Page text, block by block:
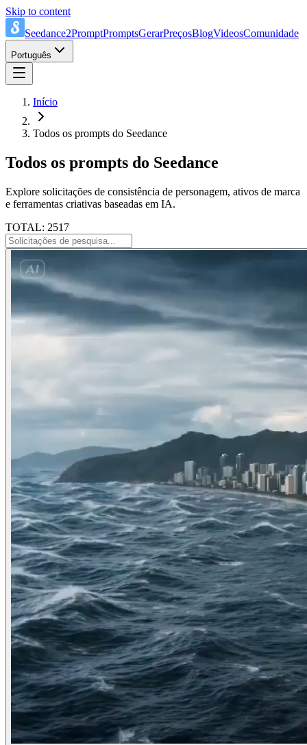
Skip to content
Seedance2PromptPromptsGerarPreçosBlogVideosComunidade
Português
Início
Todos os prompts do Seedance
Todos os prompts do Seedance
Explore solicitações de consistência de personagem, ativos de marca
e ferramentas criativas baseadas em IA.
TOTAL: 2517